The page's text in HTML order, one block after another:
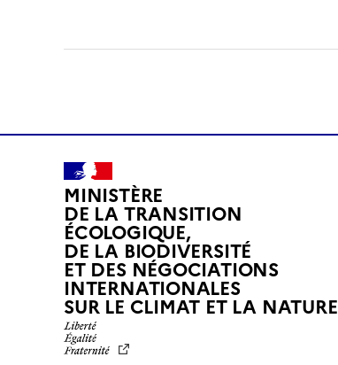
MINISTÈRE
DE LA TRANSITION
ÉCOLOGIQUE,
DE LA BIODIVERSITÉ
ET DES NÉGOCIATIONS
INTERNATIONALES
SUR LE CLIMAT ET LA NATUREL